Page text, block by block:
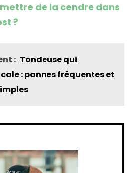
de la cendre dans
?
: Tondeuse qui
: pannes fréquentes et